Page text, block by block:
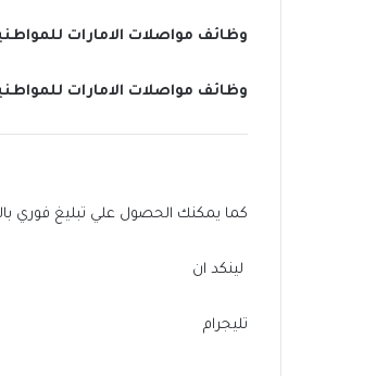
وظائف مواصلات الامارات
وظائف مواصلات الامارات
كما يمكنك الحصول علي تبليغ فوري
لينكد ان
تليجرام